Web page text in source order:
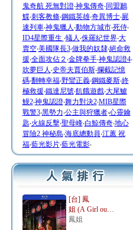
鬼奇航 死無對證‧神鬼傳奇‧同盟鶼
鰈‧刺客教條‧鋼鐵英雄‧奇異博士‧屍
速列車‧神鬼獵人 ‧動物方城市‧死侍‧
ID4星際重生 ‧蟻人 ‧侏羅紀世界‧大
賣空‧美國隊長3‧做我的奴隸‧絕命救
援‧全面攻佔２ ‧金牌拳手‧神鬼認證4‧
吹夢巨人 ‧史帝夫賈伯斯‧攔截記憶
碼‧翻轉幸福‧野蠻正義‧鋼鐵麥斯‧終
極救援‧鐵達尼號‧飢餓遊戲‧大尾鱸
鰻2‧神鬼認證‧舞力對決2‧MIB星際
戰警3‧黑勢力‧公主與狩獵者‧心靈鑰
匙‧火線反擊‧聖母峰‧白鯨傳奇‧地心
冒險2 神秘島‧海底總動員‧江蕙 祝
福‧藍光影片‧藍光電影‧
[台] 鳳
姐 (A Girl ou…
鳳姐